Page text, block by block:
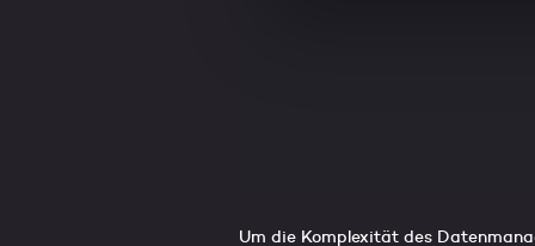
Additional information
Um die Komplexität des